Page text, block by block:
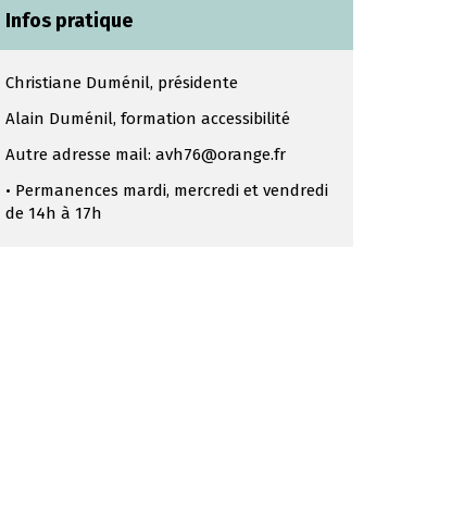
Infos pratique
Christiane Duménil, présidente
Alain Duménil, formation accessibilité
Autre adresse mail: avh76@orange.fr
• Permanences mardi, mercredi et vendredi
de 14h à 17h